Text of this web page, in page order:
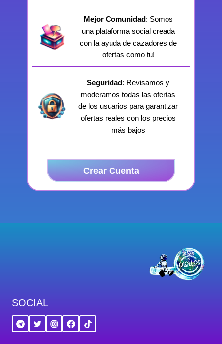
Mejor Comunidad: Somos
una plataforma social creada
con la ayuda de cazadores de
ofertas como tu!
Seguridad: Revisamos y
moderamos todas las ofertas
de los usuarios para garantizar
ofertas reales con los precios
más bajos
Crear Cuenta
SOCIAL